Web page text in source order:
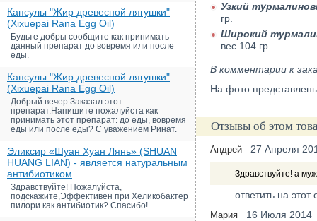
Капсулы "Жир древесной лягушки"
(Xixuepai Rana Egg Oil)
Будьте добры сообщите как принимать
данный препарат до вовремя или после
еды.
Капсулы "Жир древесной лягушки"
(Xixuepai Rana Egg Oil)
Добрый вечер.Заказал этот
препарат.Напишите пожалуйста как
принимать этот препарат: до еды, вовремя
еды или после еды? С уважением Ринат.
Эликсир «Шуан Хуан Лянь» (SHUAN
HUANG LIAN) - является натуральным
антибиотиком
Здравствуйте! Пожалуйста,
подскажите,Эффективен при Хеликобактер
пилори как антибиотик? Спасибо!
Узкий
гр.
Широкий
вес 104 гр.
В комментарии к
На фото
Отзывы об этом
Андрей 27 Апреля
Здравствуйте! а
ответить на этот
Мария 16 Июля 2014